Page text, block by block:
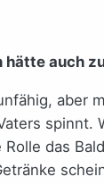
auch
aber
das